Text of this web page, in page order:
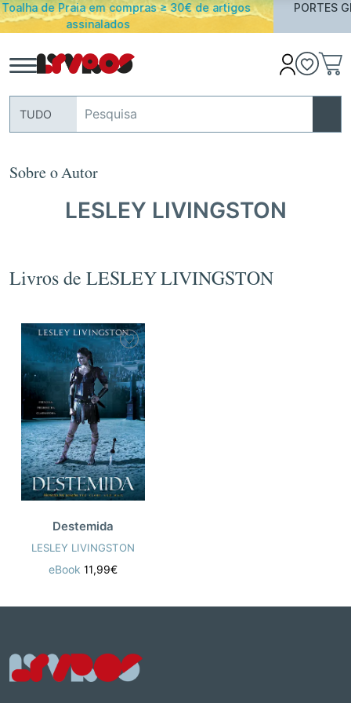
artigos
PORTES GRATUITOS em encomendas acima
Portugal Continental
TUDO
Sobre o Autor
LESLEY LIVINGSTON
Livros de LESLEY LIVINGSTON
Destemida
LESLEY LIVINGSTON
eBook 11,99€